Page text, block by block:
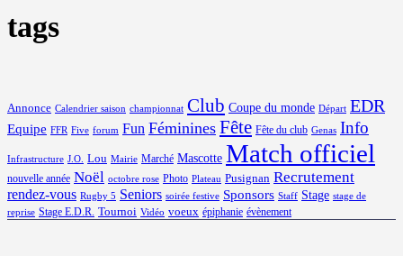
tags
Annonce Calendrier saison championnat Club Coupe du monde Départ EDR
Equipe FFR Five forum Fun Féminines Fête Fête du club Genas Info
Infrastructure J.O. Lou Mairie Marché Mascotte Match officiel
nouvelle année Noël octobre rose Photo Plateau Pusignan Recrutement
rendez-vous Rugby 5 Seniors soirée festive Sponsors Staff Stage stage de
reprise Stage E.D.R. Tournoi Vidéo voeux épiphanie évènement